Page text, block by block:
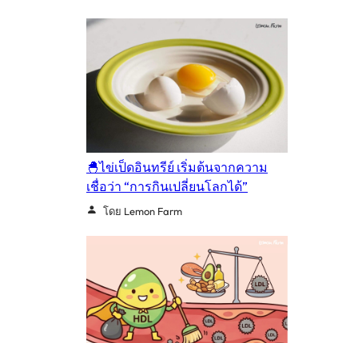
🐣ไข่เป็ดอินทรีย์ เริ่มต้นจากความ
เชื่อว่า “การกินเปลี่ยนโลกได้”
โดย Lemon Farm